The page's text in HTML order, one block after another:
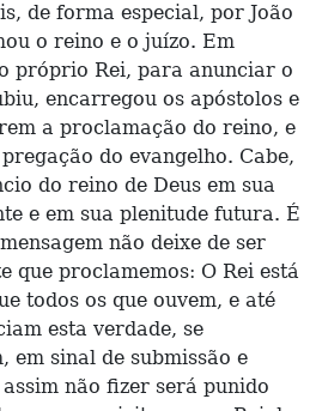
de forma especial, por João
o reino e o juízo. Em
próprio Rei, para anunciar o
encarregou os apóstolos e
a proclamação do reino, e
do evangelho. Cabe,
do reino de Deus em sua
e em sua plenitude futura. É
não deixe de ser
que proclamemos: O Rei está
todos os que ouvem, e até
esta verdade, se
em sinal de submissão e
não fizer será punido